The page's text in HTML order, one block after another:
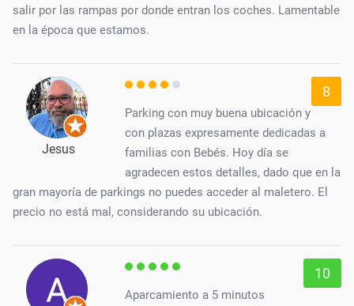
salir por las rampas por donde entran los coches. Lamentable
en la época que estamos.
Jesus
8
Parking con muy buena ubicación y
con plazas expresamente dedicadas a
familias con Bebés. Hoy día se
agradecen estos detalles, dado que en la
gran mayoría de parkings no puedes acceder al maletero. El
precio no está mal, considerando su ubicación.
10
Aparcamiento a 5 minutos